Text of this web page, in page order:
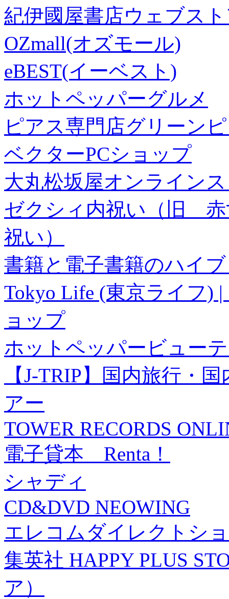
紀伊國屋書店ウェブス
OZmall(オズモール)
eBEST(イーベスト)
ホットペッパーグルメ
ピアス専門店グリーン
ベクターPCショップ
大丸松坂屋オンライン
ゼクシィ内祝い（旧 赤
祝い）
書籍と電子書籍のハイ
Tokyo Life (東京ライフ)
ョップ
ホットペッパービュー
【J-TRIP】国内旅行・
アー
TOWER RECORDS
電子貸本 Renta！
シャディ
CD&DVD NEOWING
エレコムダイレクトシ
集英社 HAPPY PLUS
ア）